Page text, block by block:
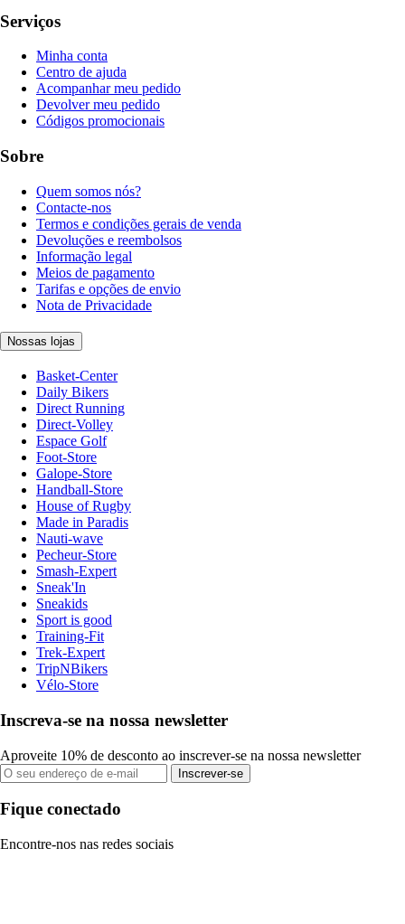
Serviços
Minha conta
Centro de ajuda
Acompanhar meu pedido
Devolver meu pedido
Códigos promocionais
Sobre
Quem somos nós?
Contacte-nos
Termos e condições gerais de venda
Devoluções e reembolsos
Informação legal
Meios de pagamento
Tarifas e opções de envio
Nota de Privacidade
Nossas lojas
Basket-Center
Daily Bikers
Direct Running
Direct-Volley
Espace Golf
Foot-Store
Galope-Store
Handball-Store
House of Rugby
Made in Paradis
Nauti-wave
Pecheur-Store
Smash-Expert
Sneak'In
Sneakids
Sport is good
Training-Fit
Trek-Expert
TripNBikers
Vélo-Store
Inscreva-se na nossa newsletter
Aproveite 10% de desconto ao inscrever-se na nossa newsletter
Inscrever-se
Fique conectado
Encontre-nos nas redes sociais